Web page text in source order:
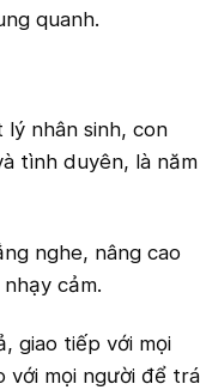
quanh.
nhân sinh, con
tình duyên, là năm
nghe, nâng cao
cảm.
giao tiếp với mọi
với mọi người để